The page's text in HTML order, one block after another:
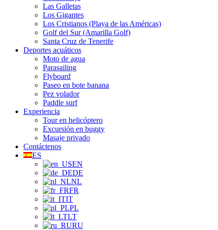
Las Galletas
Los Gigantes
Los Cristianos (Playa de las Américas)
Golf del Sur (Amarilla Golf)
Santa Cruz de Tenerife
Deportes acuáticos
Moto de agua
Parasailing
Flyboard
Paseo en bote banana
Pez volador
Paddle surf
Experiencia
Tour en helicóptero
Excursión en buggy
Masaje privado
Contáctenos
ES
EN
DE
NL
FR
IT
PL
LT
RU